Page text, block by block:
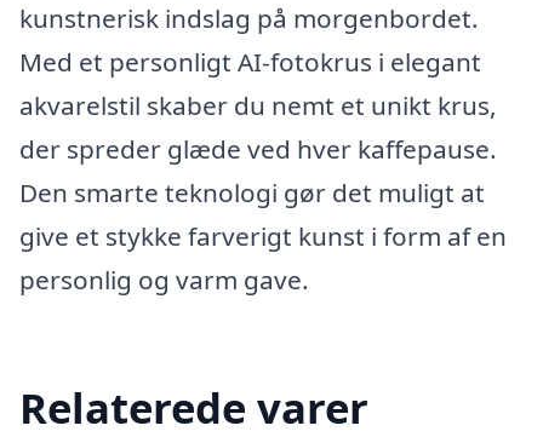
kunstnerisk indslag på morgenbordet.
Med et personligt AI-fotokrus i elegant
akvarelstil skaber du nemt et unikt krus,
der spreder glæde ved hver kaffepause.
Den smarte teknologi gør det muligt at
give et stykke farverigt kunst i form af en
personlig og varm gave.
Relaterede varer